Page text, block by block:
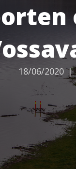
18/06/2020 |